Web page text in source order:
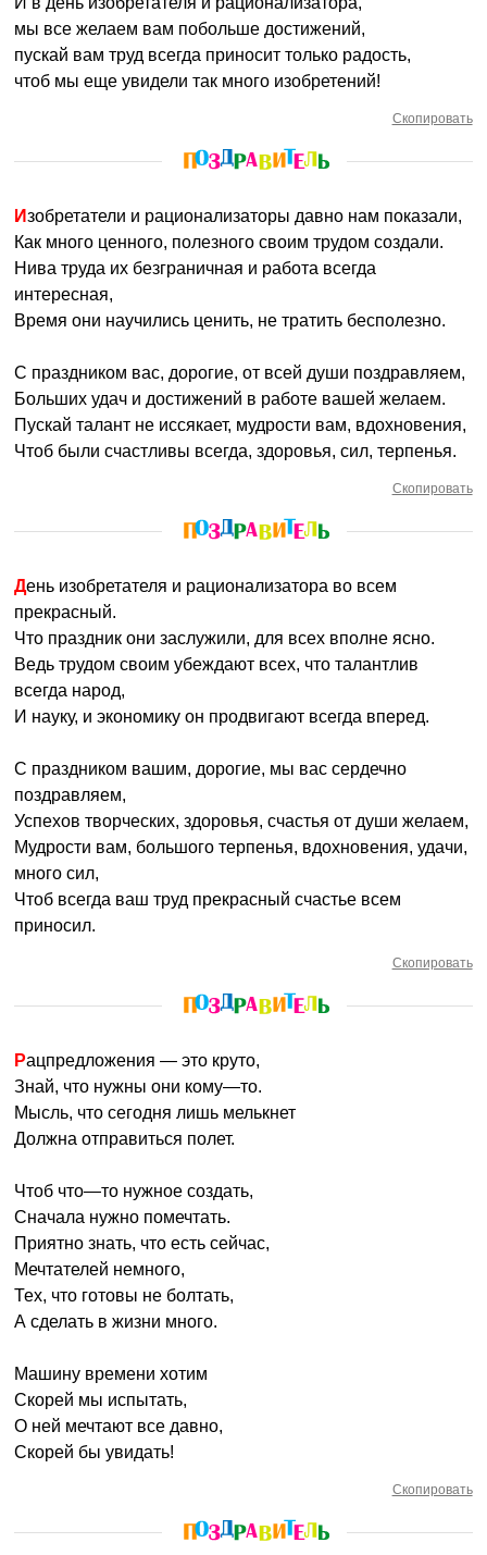
мы все желаем вам побольше достижений,
пускай вам труд всегда приносит только радость,
чтоб мы еще увидели так много изобретений!
Скопировать
Изобретатели и рационализаторы давно нам показали,
Как много ценного, полезного своим трудом создали.
Нива труда их безграничная и работа всегда
интересная,
Время они научились ценить, не тратить бесполезно.
С праздником вас, дорогие, от всей души поздравляем,
Больших удач и достижений в работе вашей желаем.
Пускай талант не иссякает, мудрости вам, вдохновения,
Чтоб были счастливы всегда, здоровья, сил, терпенья.
Скопировать
День изобретателя и рационализатора во всем
прекрасный.
Что праздник они заслужили, для всех вполне ясно.
Ведь трудом своим убеждают всех, что талантлив
всегда народ,
И науку, и экономику он продвигают всегда вперед.
С праздником вашим, дорогие, мы вас сердечно
поздравляем,
Успехов творческих, здоровья, счастья от души желаем,
Мудрости вам, большого терпенья, вдохновения, удачи,
много сил,
Чтоб всегда ваш труд прекрасный счастье всем
приносил.
Скопировать
Рацпредложения — это круто,
Знай, что нужны они кому—то.
Мысль, что сегодня лишь мелькнет
Должна отправиться полет.
Чтоб что—то нужное создать,
Сначала нужно помечтать.
Приятно знать, что есть сейчас,
Мечтателей немного,
Тех, что готовы не болтать,
А сделать в жизни много.
Машину времени хотим
Скорей мы испытать,
О ней мечтают все давно,
Скорей бы увидать!
Скопировать